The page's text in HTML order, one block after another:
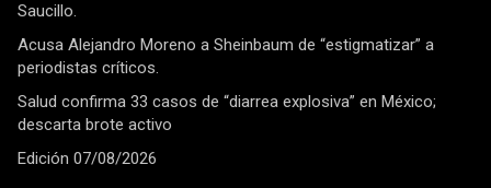
Saucillo.
Acusa Alejandro Moreno a Sheinbaum de “estigmatizar” a
periodistas críticos.
Salud confirma 33 casos de “diarrea explosiva” en México;
descarta brote activo
Edición 07/08/2026